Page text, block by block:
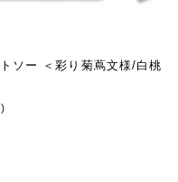
ソー ＜彩り菊蔦文様/白桃